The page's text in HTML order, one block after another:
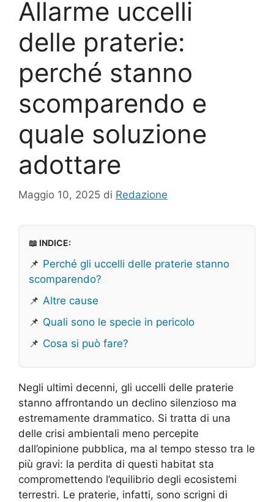
Allarme uccelli
delle praterie:
perché stanno
scomparendo e
quale soluzione
adottare
Maggio 10, 2025 di Redazione
📖 INDICE:
📌 Perché gli uccelli delle praterie stanno
scomparendo?
📌 Altre cause
📌 Quali sono le specie in pericolo
📌 Cosa si può fare?
Negli ultimi decenni, gli uccelli delle praterie
stanno affrontando un declino silenzioso ma
estremamente drammatico. Si tratta di una
delle crisi ambientali meno percepite
dall’opinione pubblica, ma al tempo stesso tra le
più gravi: la perdita di questi habitat sta
compromettendo l’equilibrio degli ecosistemi
terrestri. Le praterie, infatti, sono scrigni di